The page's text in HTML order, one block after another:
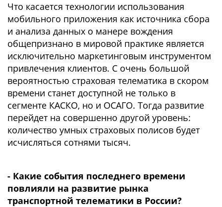
Что касается технологии использования
мобильного приложения как источника сбора
и анализа данных о манере вождения
общепризнано в мировой практике является
исключительно маркетинговым инструментом
привлечения клиентов. С очень большой
вероятностью страховая телематика в скором
времени станет доступной не только в
сегменте КАСКО, но и ОСАГО. Тогда развитие
перейдет на совершенно другой уровень:
количество умных страховых полисов будет
исчисляться сотнями тысяч.
- Какие события последнего времени
повлияли на развитие рынка
транспортной телематики в России?